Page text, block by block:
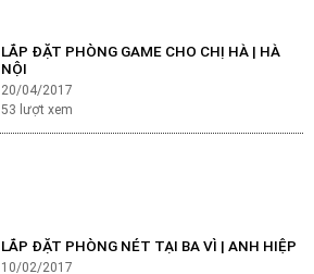
LẮP ĐẶT PHÒNG GAME CHO CHỊ HÀ | HÀ
NỘI
20/04/2017
53 lượt xem
LẮP ĐẶT PHÒNG NÉT TẠI BA VÌ | ANH HIỆP
10/02/2017